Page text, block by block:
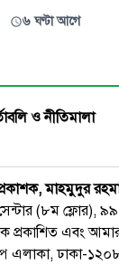
ইরানের
সঙ্গে
৬ ঘণ্টা আগে
ও নীতিমালা
মাহমুদুর
(৮ম ফ্লোর),
প্রকাশিত এবং
ঢাকা-১২০৮